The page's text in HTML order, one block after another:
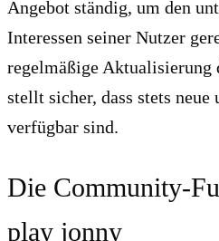
Angebot ständig, um den
Interessen seiner Nutzer
regelmäßige
stellt sicher, dass stets
verfügbar sind.
Die Community-
play jonny